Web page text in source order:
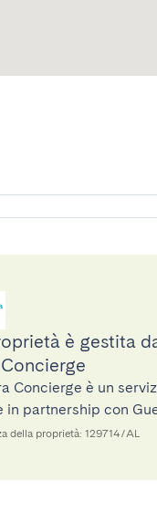
è gestita
Concierge è un
in partnership con
della proprietà: 129714/AL